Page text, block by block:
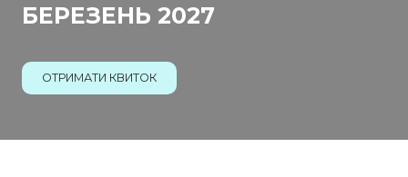
БЕРЕЗЕНЬ 2027
ОТРИМАТИ КВИТОК